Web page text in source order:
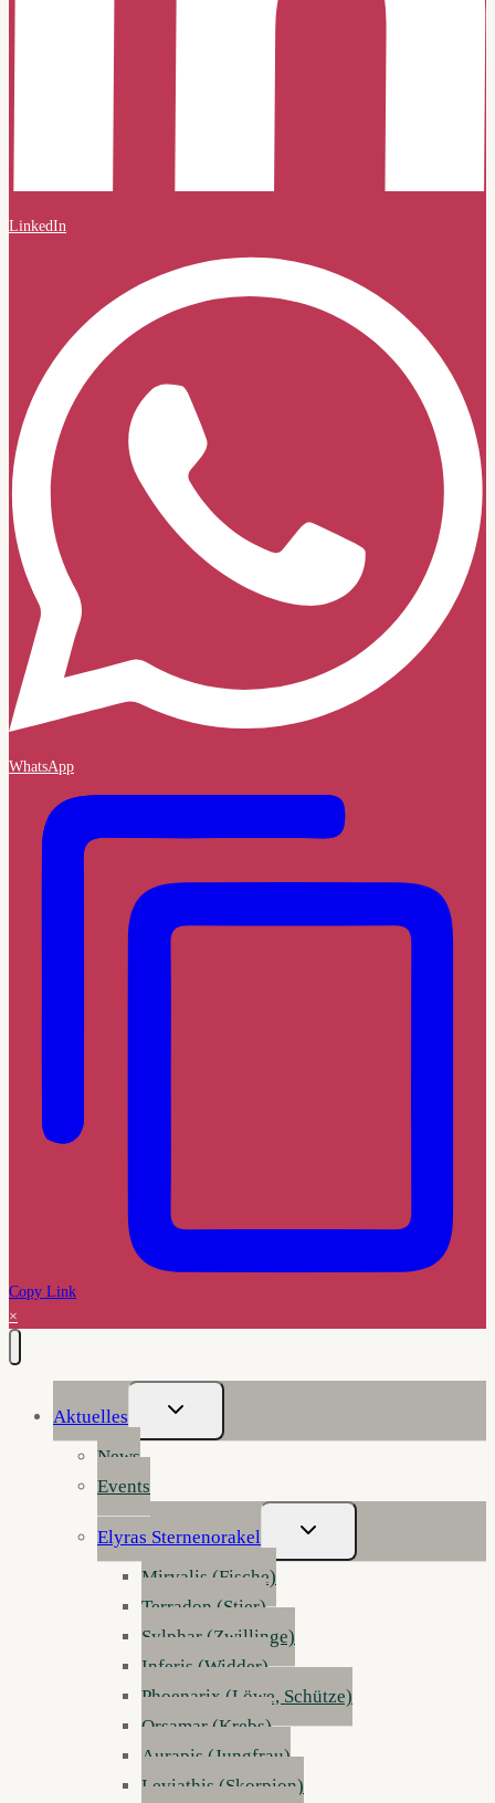
LinkedIn
WhatsApp
Copy Link
×
Aktuelles
Untermenü
Umschalten
News
Events
Elyras Sternenorakel
Untermenü
Umschalten
Mirvalis (Fische)
Terradon (Stier)
Sylphar (Zwillinge)
Inferis (Widder)
Phoenarix (Löwe, Schütze)
Orsamar (Krebs)
Aurapis (Jungfrau)
Leviathis (Skorpion)